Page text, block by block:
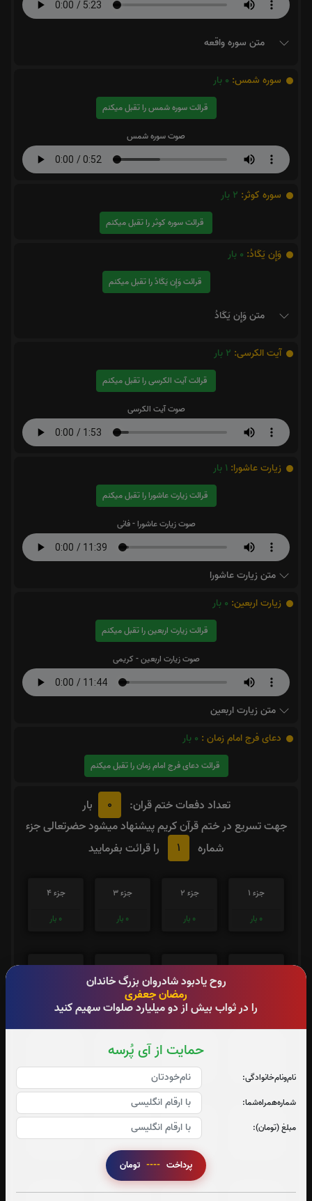
روح یادبود شادروان بزرگ خاندان
رمضان جعفری
را در ثواب بیش از دو میلیارد صلوات سهیم کنید
حمایت از آی پُرسه
نام‌و‌نام‌خانوادگی:
شماره‌همراه‌شما:
مبلغ (تومان):
پرداخت ----
متن سوره واقعه
سوره شمس: 0 بار
قرائت سوره شمس را تقبل میکنم
صوت سوره شمس
سوره کوثر: 2 بار
قرائت سوره کوثر را تقبل میکنم
وَإِن يَكَادُ: 0 بار
قرائت وَإِن يَكَادُ را تقبل میکنم
متن وَإِن يَكَادُ
آیت الکرسی: 2 بار
قرائت آیت الکرسی را تقبل میکنم
صوت آیت الکرسی
زیارت عاشورا: 1 بار
قرائت زیارت عاشورا را تقبل میکنم
صوت زیارت عاشورا - فانی
متن زیارت عاشورا
زیارت اربعین: 0 بار
قرائت زیارت اربعین را تقبل میکنم
صوت زیارت اربعین - کریمی
متن زیارت اربعین
دعای فرج امام زمان : 0 بار
قرائت دعای فرج امام زمان را تقبل میکنم
تعداد دفعات ختم قران: 0
بار
جهت تسریع در ختم قرآن کریم پیشنهاد میشود حضرتعالی جزء
شماره
1 را قرائت بفرمایید
جزء 1
0 بار
جزء 2
0 بار
جزء 3
0 بار
جزء 4
0 بار
جزء 5
جزء 6
بار
جزء 7
0
جزء 8
بار
جزء 10
0بار
جزء 11
0بار
0بار
جزء 13
جزء 14
جزء 15
جزء 16
جزء 17
جزء 18
جزء 19
جزء 20